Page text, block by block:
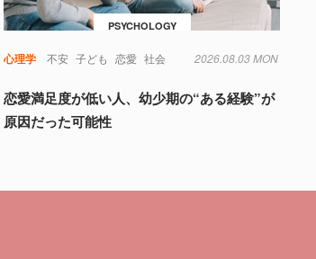
PSYCHOLOGY
心理学 不安 子ども 恋愛 社会 2026.08.03 MON
恋愛満足度が低い人、幼少期の“ある経験”が
原因だった可能性